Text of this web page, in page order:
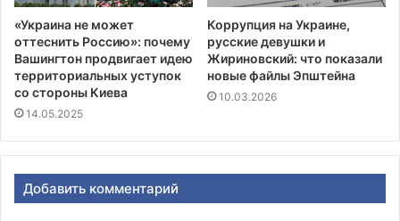
«Украина не может
оттеснить Россию»: почему
Вашингтон продвигает идею
территориальных уступок
со стороны Киева
14.05.2025
Коррупция на Украине,
русские девушки и
Жириновский: что показали
новые файлы Эпштейна
10.03.2026
Добавить комментарий